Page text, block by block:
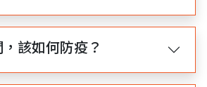
該如何防疫？